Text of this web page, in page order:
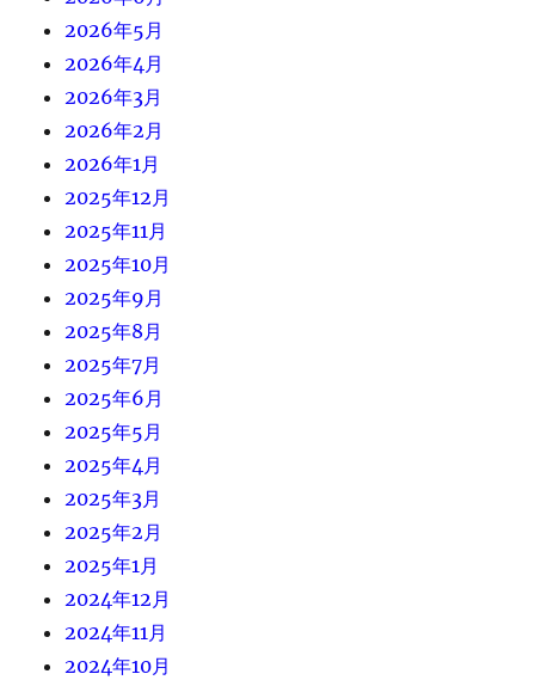
2026年5月
2026年4月
2026年3月
2026年2月
2026年1月
2025年12月
2025年11月
2025年10月
2025年9月
2025年8月
2025年7月
2025年6月
2025年5月
2025年4月
2025年3月
2025年2月
2025年1月
2024年12月
2024年11月
2024年10月